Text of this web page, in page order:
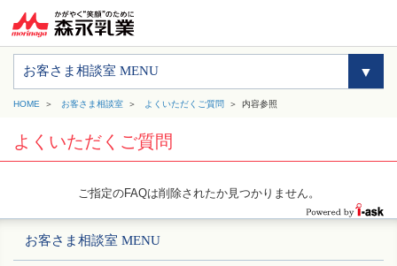
お客さま相談室 MENU
HOME お客さま相談室 よくいただくご質問 内容参照
よくいただくご質問
ご指定のFAQは削除されたか見つかりません。
お客さま相談室 MENU